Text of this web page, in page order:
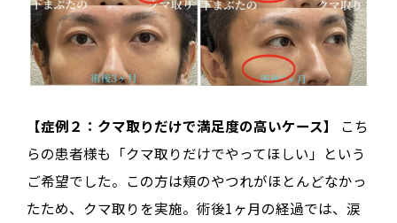
【症例２：クマ取りだけで満足度の高いケース】
こち
らの患者様も「クマ取りだけでやってほしい」という
ご希望でした。この方は頬のやつれがほとんどなかっ
たため、クマ取りを実施。術後1ヶ月の経過では、涙